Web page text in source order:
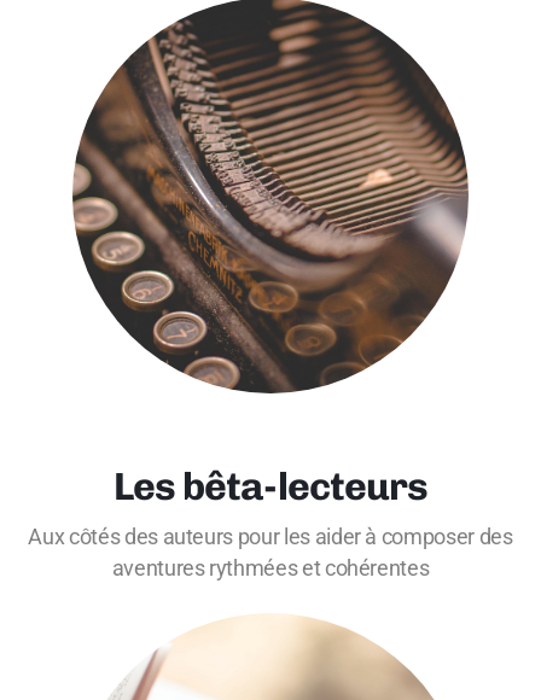
Les bêta-lecteurs
Aux côtés des auteurs pour les aider à composer des
aventures rythmées et cohérentes